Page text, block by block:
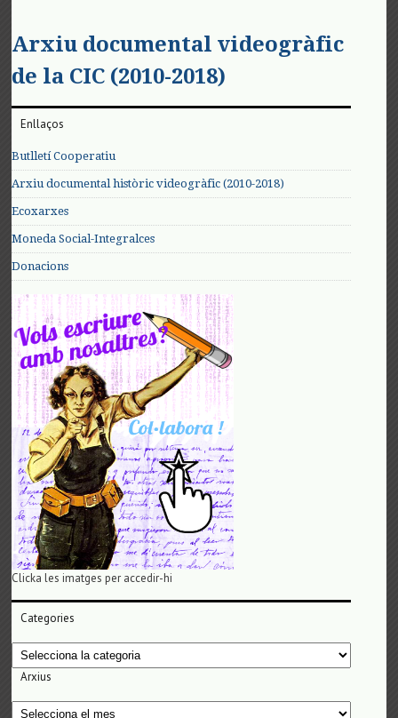
Arxiu documental videogràfic
de la CIC (2010-2018)
Enllaços
Butlletí Cooperatiu
Arxiu documental històric videogràfic (2010-2018)
Ecoxarxes
Moneda Social-Integralces
Donacions
Clicka les imatges per accedir-hi
Categories
Categories
Arxius
Arxius